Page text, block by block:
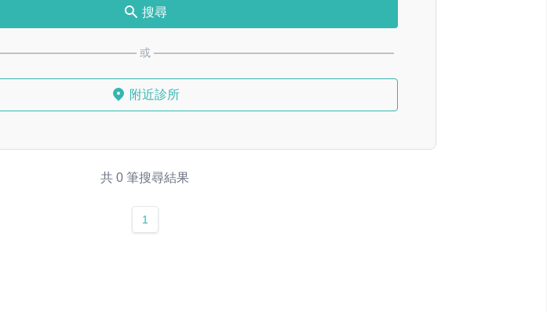
搜尋
或
附近診所
共 0 筆搜尋結果
1